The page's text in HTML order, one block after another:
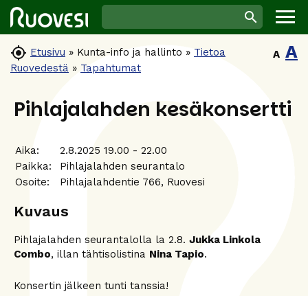
 Etusivu » Kunta-info ja hallinto » Tietoa
Ruovedestä » Tapahtumat
A A
Pihlajalahden kesäkonsertti
Aika:
2.8.2025 19.00 - 22.00
Paikka:
Pihlajalahden seurantalo
Osoite:
Pihlajalahdentie 766, Ruovesi
Kuvaus
Pihlajalahden seurantalolla la 2.8. Jukka Linkola
Combo, illan tähtisolistina Nina Tapio.
Konsertin jälkeen tunti tanssia!